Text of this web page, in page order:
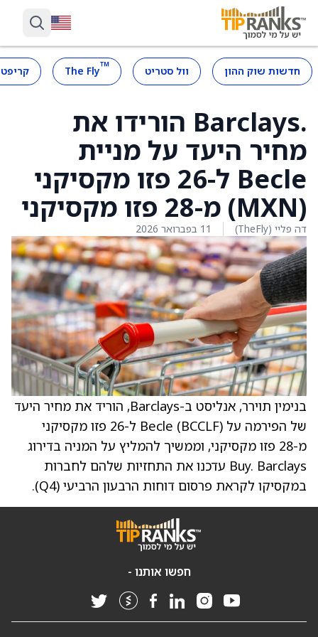
חדשות שוק ההון וול סטריט ™
The Fly
.Barclays הורידו את
מחיר היעד על מניית
Becle ל-26 פזו מקסיקני
(MXN) מ-28 פזו מקסיקני
דה פליי (TheFly) 11 בפברואר 2026
בנימין תוירר, אנליסט ב-Barclays, הוריד את מחיר היעד
של הפירמה על Becle (BCCLF) ל-26 פזו מקסיקני
מ-28 פזו מקסיקני, וממשיך להמליץ על המניה בדירוג
Buy. Barclays עדכנו את התחזיות שלהם לחברות
במקסיקו לקראת פרסום דוחות הרבעון הרביעי (Q4).
חפשו אותנו -